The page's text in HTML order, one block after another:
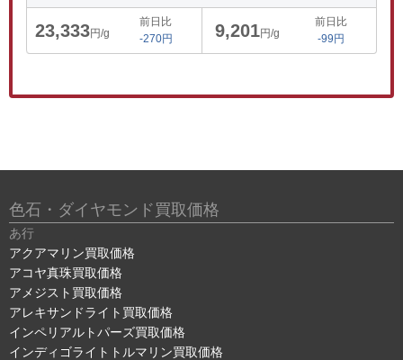
23,333円/g
前日比
-270円
9,201円/g
前日比
-99円
色石・ダイヤモンド買取価格
あ行
アクアマリン買取価格
アコヤ真珠買取価格
アメジスト買取価格
アレキサンドライト買取価格
インペリアルトパーズ買取価格
インディゴライトトルマリン買取価格